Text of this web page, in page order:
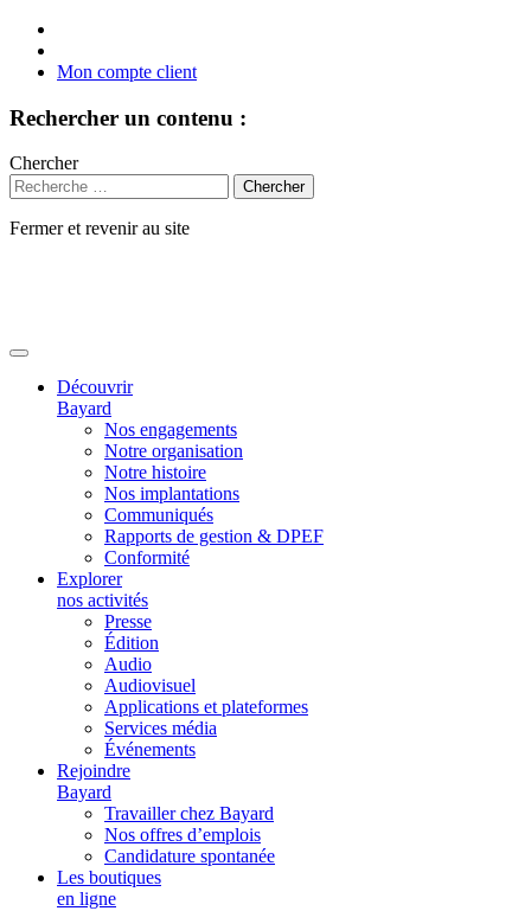
Mon compte client
Rechercher un contenu :
Chercher
Fermer et revenir au site
Découvrir
Bayard
Nos engagements
Notre organisation
Notre histoire
Nos implantations
Communiqués
Rapports de gestion & DPEF
Conformité
Explorer
nos activités
Presse
Édition
Audio
Audiovisuel
Applications et plateformes
Services média
Événements
Rejoindre
Bayard
Travailler chez Bayard
Nos offres d’emplois
Candidature spontanée
Les boutiques
en ligne